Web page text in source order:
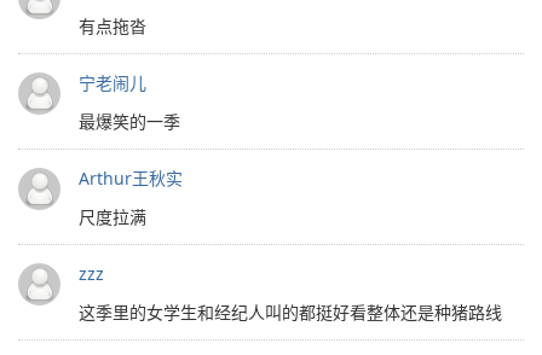
有点拖沓
宁老闹儿
最爆笑的一季
Arthur王秋实
尺度拉满
zzz
这季里的女学生和经纪人叫的都挺好看整体还是种猪路线